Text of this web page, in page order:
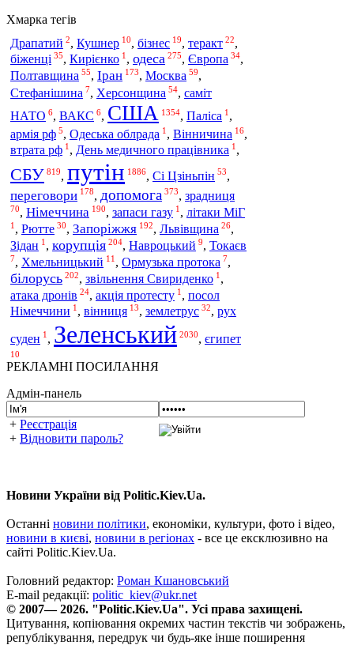
Хмарка тегів
Драпатий 2, Кушнер 10, бізнес 19, теракт 22,
біженці 35, Кирієнко 1 , одеса 275, Європа 34,
Полтавщина 55, Іран 173, Москва 59,
Стефанішина 7, Херсонщина 54, саміт
НАТО 6, ВАКС 6, США 1354, Паліса 1 ,
армія рф 5, Одеська облрада 1 , Вінничина 16,
втрата рф 1 , День медичного працівника 1 ,
СБУ 819, путін 1886, Сі Цзіньпін 53,
переговори 178, допомога 373, зрадниця
70, Німеччина 190, запаси газу 1 , літаки МіГ
1 , Рютте 30, Запоріжжя 192, Львівщина 26,
Зідан 1 , корупція 204, Навроцький 9, Токаєв
7, Хмельницький 11, Ормузька протока 7,
білорусь 202, звільнення Свириденко 1 ,
атака дронів 24, акція протесту 1 , посол
Німеччини 1, вінниця 13, землетрус 32, рух
суден 1, Зеленський 2030, єгипет
10
РЕКЛАМНІ ПОСИЛАННЯ
Адмін-панель
+ Реєстрація
+ Відновити пароль?
Новини України від Politic.Kiev.Ua.
Останні новини політики, економіки, культури, фото і відео,
новини в києві, новини в регіонах - все це ексклюзивно на
сайті Politic.Kiev.Ua.
Головний редактор: Роман Кшановський
E-mail редакції: politic_kiev@ukr.net
© 2007— 2026. "Politic.Kiev.Ua". Усі права захищені.
Цитування, копіювання окремих частин текстів чи зображень,
републікування, передрук чи будь-яке інше поширення